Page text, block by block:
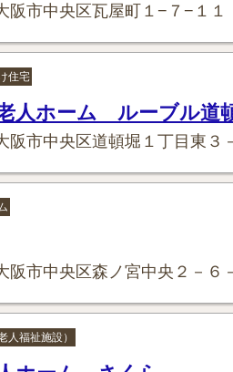
阪市中央区瓦屋町１−７−１１
住宅
人ホーム ルーブル道
阪市中央区道頓堀１丁目東３
阪市中央区森ノ宮中央２－６
人福祉施設）